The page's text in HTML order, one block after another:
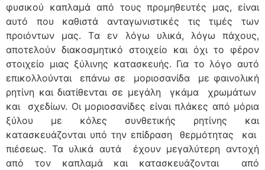
φυσικού καπλαμά από τους προμηθευτές μας, είναι
αυτό που καθιστά ανταγωνιστικές τις τιμές των
προιόντων μας. Tα εν λόγω υλικά, λόγω πάχους,
αποτελούν διακοσμητικό στοιχείο και όχι το φέρον
στοιχείο μιας ξύλινης κατασκευής. Για το λόγο αυτό
επικολλούνται επάνω σε μοριοσανίδα με φαινολική
ρητίνη και διατίθενται σε μεγάλη γκάμα χρωμάτων
και σχεδίων. Οι μοριοσανίδες είναι πλάκες από μόρια
ξύλου με κόλες συνθετικής ρητίνης και
κατασκευάζονται υπό την επίδραση θερμότητας και
πιέσεως. Τα υλικά αυτά έχουν μεγαλύτερη αντοχή
από τον καπλαμά και κατασκευάζονται από